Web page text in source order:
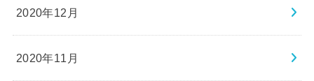
2020年12月
2020年11月